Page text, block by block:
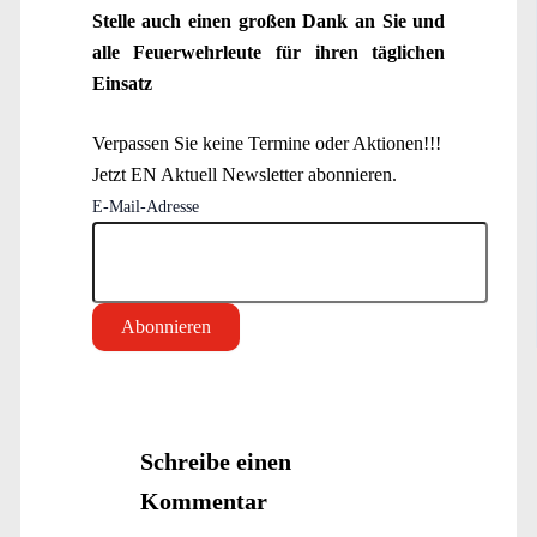
Stelle auch einen großen Dank an Sie und
alle Feuerwehrleute für ihren täglichen
Einsatz
Verpassen Sie keine Termine oder Aktionen!!!
Jetzt EN Aktuell Newsletter abonnieren.
E-Mail-Adresse
Schreibe einen
Kommentar